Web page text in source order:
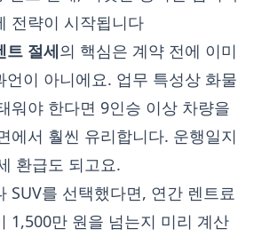
전략이 시작됩니다
트 절세의 핵심은 계약 전에 이미
언이 아니에요. 업무 특성상 화물
워야 한다면 9인승 이상 차량을
에서 훨씬 유리합니다. 운행일지
환급도 되고요.
SUV를 선택했다면, 연간 렌트료
1,500만 원을 넘는지 미리 계산